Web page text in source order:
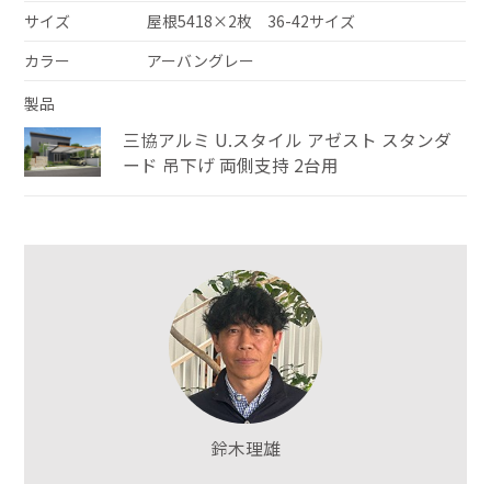
サイズ
屋根5418×2枚 36-42サイズ
カラー
アーバングレー
製品
三協アルミ U.スタイル アゼスト スタンダ
ード 吊下げ 両側支持 2台用
鈴木理雄